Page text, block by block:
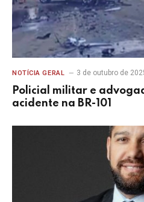
NOTÍCIA GERAL 3 de outubro de
Policial militar e
acidente na BR-101